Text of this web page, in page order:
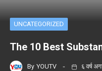
UNCATEGORIZED
The 10 Best
By YOUTV ६ वर्ष